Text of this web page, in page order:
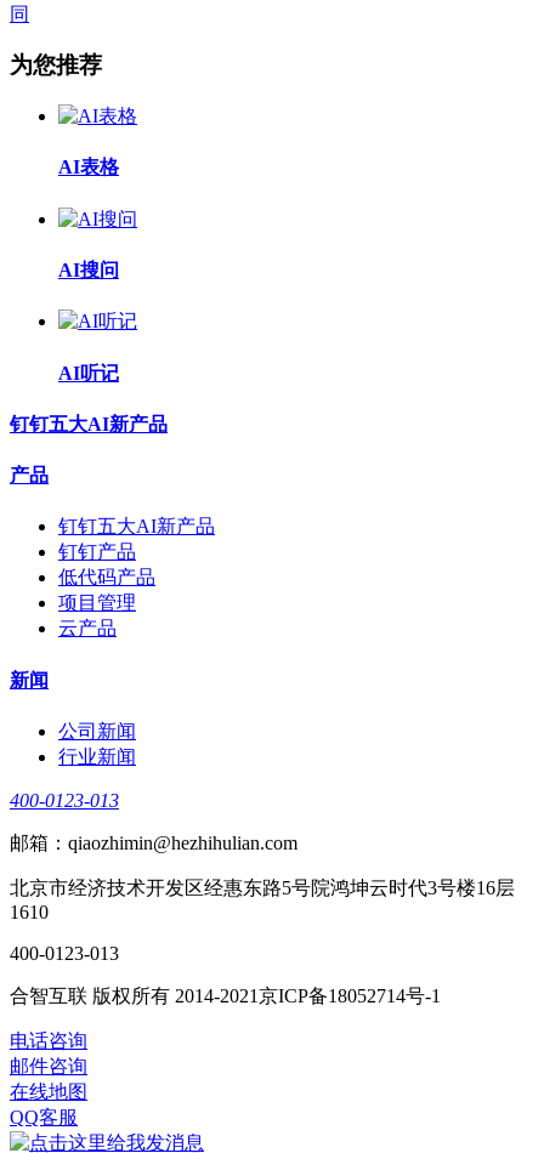
同
为您推荐
AI表格
AI搜问
AI听记
钉钉五大AI新产品
产品
钉钉五大AI新产品
钉钉产品
低代码产品
项目管理
云产品
新闻
公司新闻
行业新闻
400-0123-013
邮箱：qiaozhimin@hezhihulian.com
北京市经济技术开发区经惠东路5号院鸿坤云时代3号楼16层
1610
400-0123-013
合智互联 版权所有 2014-2021京ICP备18052714号-1
电话咨询
邮件咨询
在线地图
QQ客服